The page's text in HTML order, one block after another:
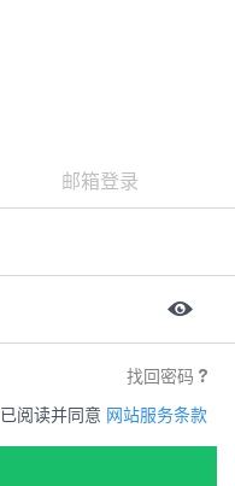
邮箱登录
找回密码
已阅读并同意 网站服务条款